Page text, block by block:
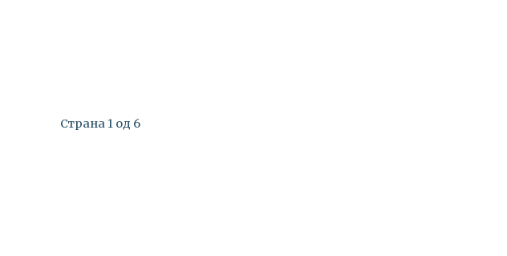
Страна 1 од 6